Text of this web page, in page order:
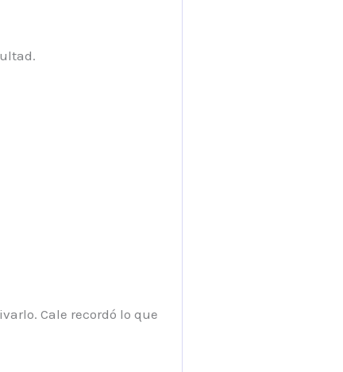
Cale recordó lo que